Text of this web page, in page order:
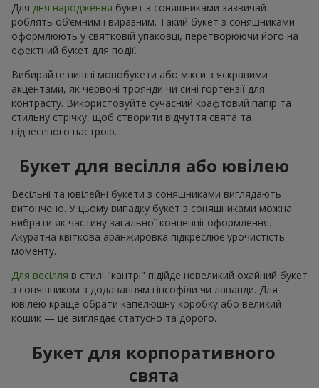
Для дня народження букет з соняшниками зазвичай
роблять об’ємним і виразним. Такий букет з соняшниками
оформлюють у святковій упаковці, перетворюючи його на
ефектний букет для події.
Вибирайте пишні монобукети або мікси з яскравими
акцентами, як червоні троянди чи сині гортензії для
контрасту. Використовуйте сучасний крафтовий папір та
стильну стрічку, щоб створити відчуття свята та
піднесеного настрою.
Букет для весілля або ювілею
Весільні та ювілейні букети з соняшниками виглядають
витончено. У цьому випадку букет з соняшниками можна
вибрати як частину загальної концепції оформлення.
Акуратна квіткова аранжировка підкреслює урочистість
моменту.
Для весілля в стилі "кантрі" підійде невеликий охайний букет
з соняшником з додаванням гіпсофіли чи лаванди. Для
ювілею краще обрати капелюшну коробку або великий
кошик — це виглядає статусно та дорого.
Букет для корпоративного
свята